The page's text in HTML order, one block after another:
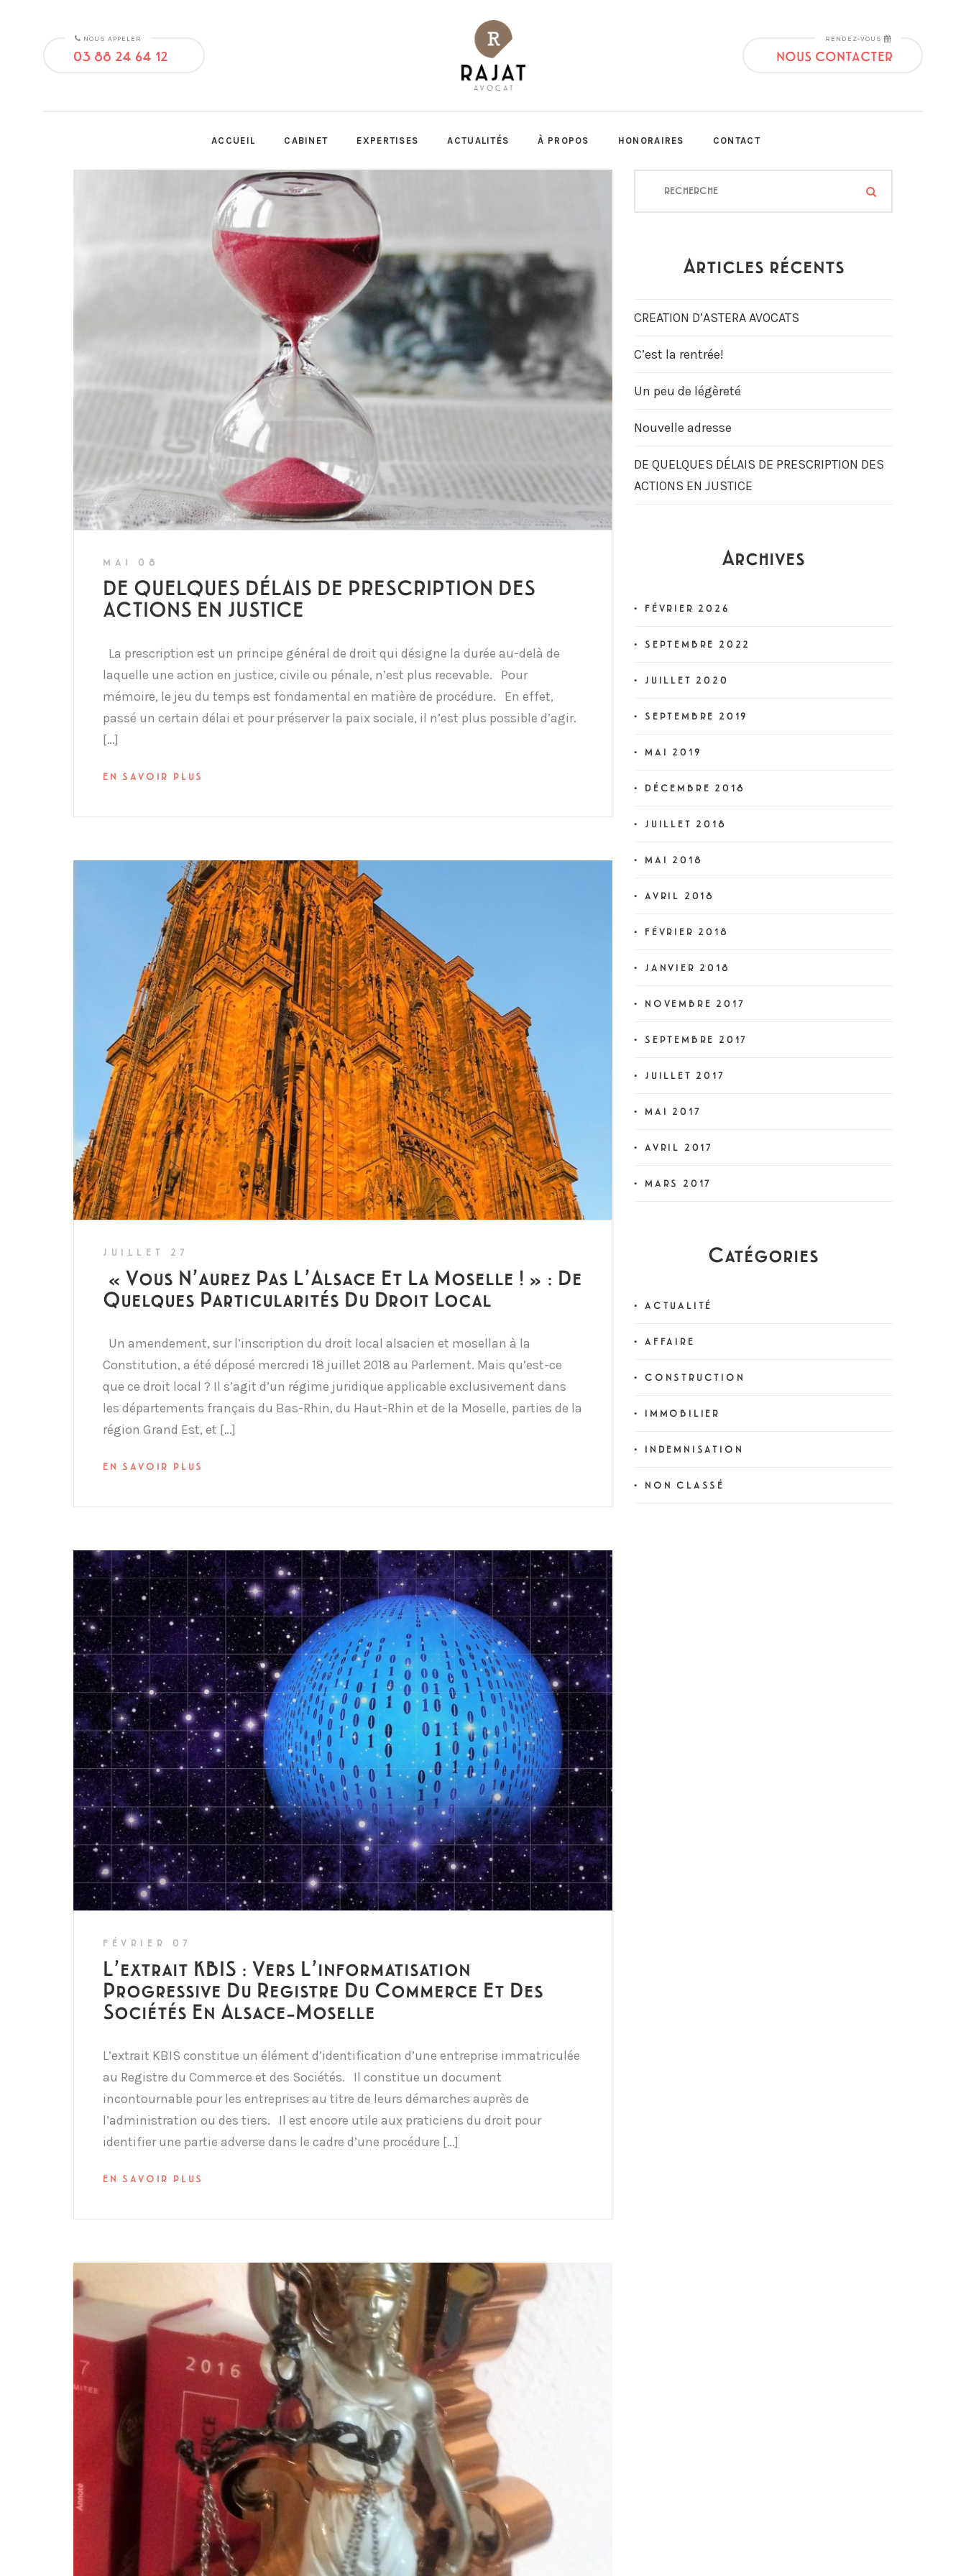
NOUS APPELER
03 88 24 64 12
RENDEZ-VOUS
NOUS CONTACTER
ACCUEIL CABINET EXPERTISES ACTUALITÉS À PROPOS HONORAIRES CONTACT
MAI 08
DE QUELQUES DÉLAIS DE PRESCRIPTION DES
ACTIONS EN JUSTICE
La prescription est un principe général de droit qui désigne la durée au-delà de
laquelle une action en justice, civile ou pénale, n’est plus recevable. Pour
mémoire, le jeu du temps est fondamental en matière de procédure. En effet,
passé un certain délai et pour préserver la paix sociale, il n’est plus possible d’agir.
[…]
EN SAVOIR PLUS
JUILLET 27
« Vous N’aurez Pas L’Alsace Et La Moselle ! » : De
Quelques Particularités Du Droit Local
Un amendement, sur l’inscription du droit local alsacien et mosellan à la
Constitution, a été déposé mercredi 18 juillet 2018 au Parlement. Mais qu’est-ce
que ce droit local ? Il s’agit d’un régime juridique applicable exclusivement dans
les départements français du Bas-Rhin, du Haut-Rhin et de la Moselle, parties de la
région Grand Est, et […]
EN SAVOIR PLUS
FÉVRIER 07
L’extrait KBIS : Vers L’informatisation
Progressive Du Registre Du Commerce Et Des
Sociétés En Alsace-Moselle
L’extrait KBIS constitue un élément d’identification d’une entreprise immatriculée
au Registre du Commerce et des Sociétés. Il constitue un document
incontournable pour les entreprises au titre de leurs démarches auprès de
l’administration ou des tiers. Il est encore utile aux praticiens du droit pour
identifier une partie adverse dans le cadre d’une procédure […]
EN SAVOIR PLUS
Articles récents
CREATION D’ASTERA AVOCATS
C’est la rentrée!
Un peu de légèreté
Nouvelle adresse
DE QUELQUES DÉLAIS DE PRESCRIPTION DES
ACTIONS EN JUSTICE
Archives
FÉVRIER 2026
SEPTEMBRE 2022
JUILLET 2020
SEPTEMBRE 2019
MAI 2019
DÉCEMBRE 2018
JUILLET 2018
MAI 2018
AVRIL 2018
FÉVRIER 2018
JANVIER 2018
NOVEMBRE 2017
SEPTEMBRE 2017
JUILLET 2017
MAI 2017
AVRIL 2017
MARS 2017
Catégories
ACTUALITÉ
AFFAIRE
CONSTRUCTION
IMMOBILIER
INDEMNISATION
NON CLASSÉ